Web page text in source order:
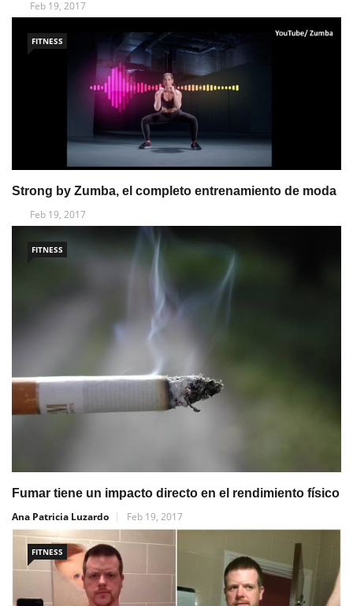
Feb 19, 2017
FITNESS
Strong by Zumba, el completo entrenamiento de moda
Feb 19, 2017
FITNESS
Fumar tiene un impacto directo en el rendimiento físico
Ana Patricia Luzardo
Feb 19, 2017
FITNESS